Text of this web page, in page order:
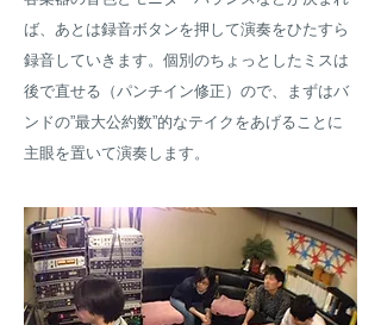
ば、あとは録音ボタンを押して演奏をひたすら
録音していきます。個別のちょっとしたミスは
後で直せる（パンチイン修正）ので、まずはバ
ンドの”最大公約数”的なテイクをあげることに
主眼を置いて演奏します。